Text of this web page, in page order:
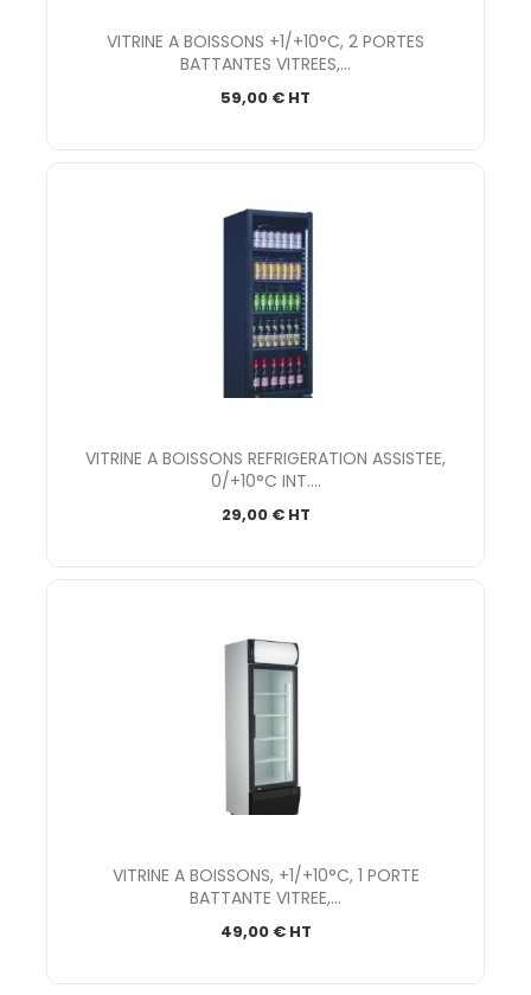
VITRINE A BOISSONS +1/+10°C, 2 PORTES
BATTANTES VITREES,...
59,00 € HT
VITRINE A BOISSONS REFRIGERATION ASSISTEE,
0/+10°C INT....
29,00 € HT
VITRINE A BOISSONS, +1/+10°C, 1 PORTE
BATTANTE VITREE,...
49,00 € HT